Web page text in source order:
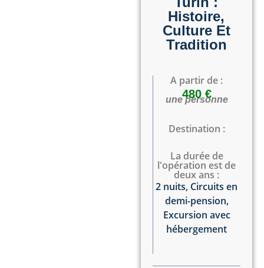
Histoire,
Culture Et
Tradition
A partir de :
480 €
une personne
Destination :
La durée de
l'opération est de
deux ans :
2 nuits, Circuits en
demi-pension,
Excursion avec
hébergement